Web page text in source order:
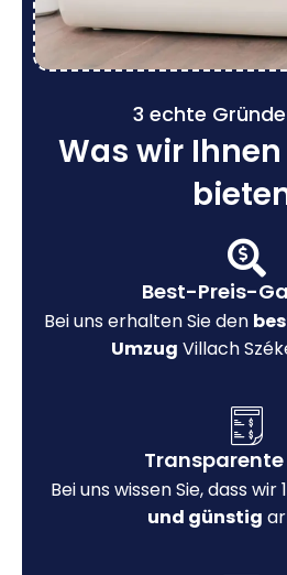
3 echte
Was wir
Best-Preis-
Bei uns erhalten Sie den
Umzug Villach
Transparente
Bei uns wissen Sie, dass wir
und günstig